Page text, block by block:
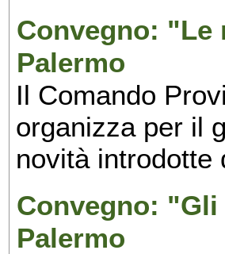
Convegno: "Le
Palermo
Il Comando
organizza per il
novità introdotte
Convegno:
Palermo